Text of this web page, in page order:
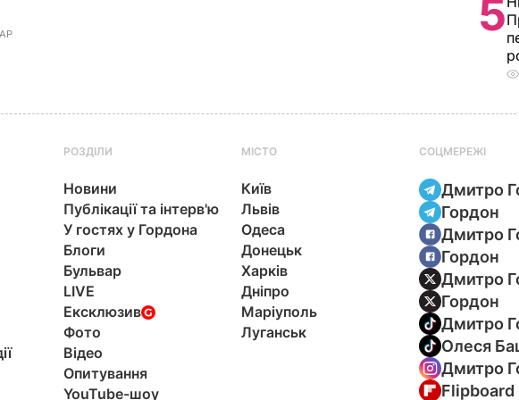
5
РОЗДІЛИ
Новини
Публікації та інтерв'ю
У гостях у Гордона
Блоги
Бульвар
LIVE
Ексклюзив
Фото
Відео
Опитування
YouTube-шоу
МІСТО
Київ
Львів
Одеса
Донецьк
Харків
Дніпро
Маріуполь
Луганськ
СОЦМЕРЕЖІ
Дмитро
Гордон
Дмитро
Гордон
Дмитро
Гордон
Дмитро
Олеся
Дмитро
Flipboard